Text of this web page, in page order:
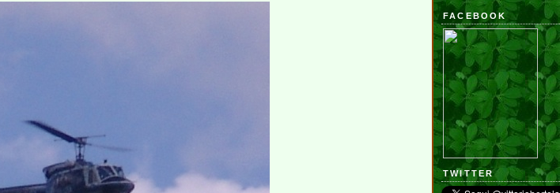
FACEBOOK
TWITTER